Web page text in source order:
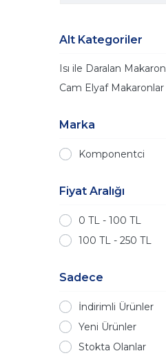
Alt Kategoriler
Isı ile Daralan Makaron
Cam Elyaf Makaronlar
Marka
Komponentci
Fiyat Aralığı
0 TL - 100 TL
100 TL - 250 TL
Sadece
İndirimli Ürünler
Yeni Ürünler
Stokta Olanlar